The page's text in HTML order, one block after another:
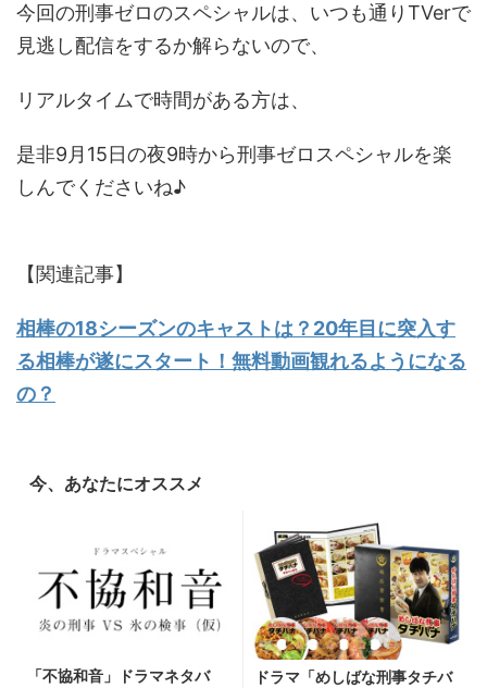
事のおすすめ関連記事！ (adsbygoogle = window.adsbygoogle || ).push({});「相棒season18」キャス
ト水谷豊 杉下右京（すぎした うきょう）本作の主人公。警部補 → 警部。警察庁キャリアで、超人的な推
理力と洞察力の持ち主だ...
今回の刑事ゼロのスペシャルは、いつも通りTVerで
見逃し配信をするか解らないので、
リアルタイムで時間がある方は、
是非9月15日の夜9時から刑事ゼロスペシャルを楽
しんでくださいね♪
【関連記事】
相棒の18シーズンのキャストは？20年目に突入す
る相棒が遂にスタート！無料動画観れるようになる
の？
今、あなたにオススメ
「不協和音」ドラマネタバ
ドラマ「めしばな刑事タチバ